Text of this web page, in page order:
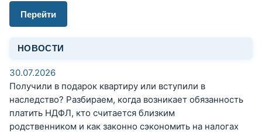
Перейти
НОВОСТИ
30.07.2026
Получили в подарок квартиру или вступили в
наследство? Разбираем, когда возникает обязанность
платить НДФЛ, кто считается близким
родственником и как законно сэкономить на налогах